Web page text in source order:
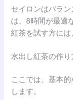
セイロンはバラ
は、8時間が最適
紅茶を試す方には
水出し紅茶の作り
ここでは、基本
します。